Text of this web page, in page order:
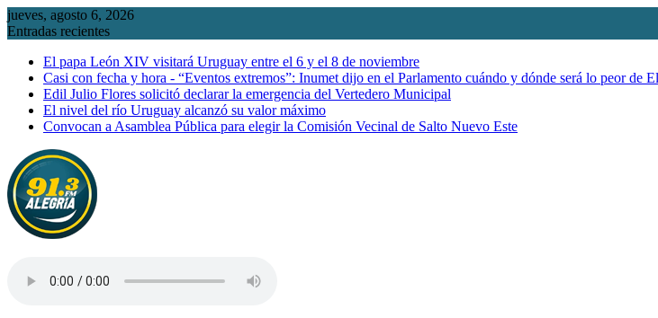
Saltar
al
jueves, agosto 6, 2026
Entradas recientes
El papa León XIV visitará Uruguay entre el 6 y el 8 de noviembre
Casi con fecha y hora - “Eventos extremos”: Inumet dijo en el Parlamento cuándo y dónde será lo peor de
Edil Julio Flores solicitó declarar la emergencia del Vertedero Municipal
El nivel del río Uruguay alcanzó su valor máximo
Convocan a Asamblea Pública para elegir la Comisión Vecinal de Salto Nuevo Este